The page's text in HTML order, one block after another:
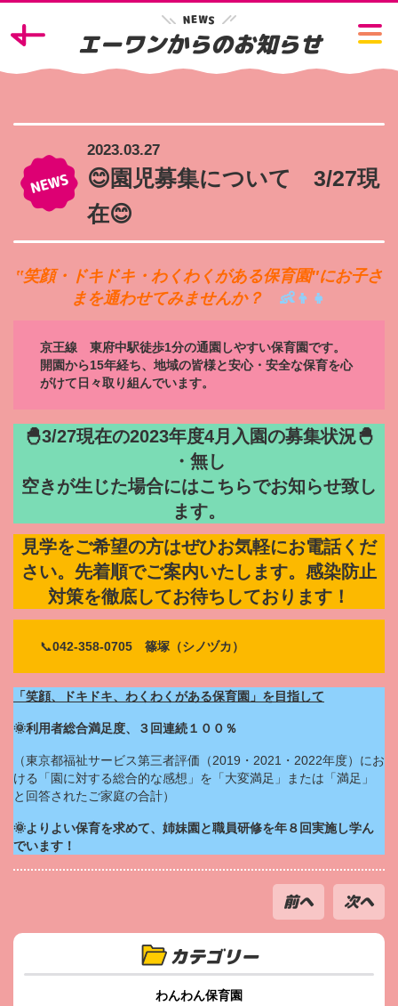
NEWS
エーワンからのお知らせ
2023.03.27
😊園児募集について 3/27現
在😊
‟笑顔・ドキドキ・わくわくがある保育園″にお子さ
まを通わせてみませんか？ 👶👦👧
京王線 東府中駅徒歩1分の通園しやすい保育園です。
開園から15年経ち、地域の皆様と安心・安全な保育を心
がけて日々取り組んでいます。
🐣3/27現在の2023年度4月入園の募集状況🐣
・無し
空きが生じた場合にはこちらでお知らせ致し
ます。
見学をご希望の方はぜひお気軽にお電話くだ
さい。先着順でご案内いたします。感染防止
対策を徹底してお待ちしております！
📞042-358-0705 篠塚（シノヅカ）
「笑顔、ドキドキ、わくわくがある保育園」を目指して
🌞利用者総合満足度、３回連続１００％
（東京都福祉サービス第三者評価（2019・2021・2022年度）にお
ける「園に対する総合的な感想」を「大変満足」または「満足」
と回答されたご家庭の合計）
🌞よりよい保育を求めて、姉妹園と職員研修を年８回実施し学ん
でいます！
前へ 次へ
カテゴリー
わんわん保育園